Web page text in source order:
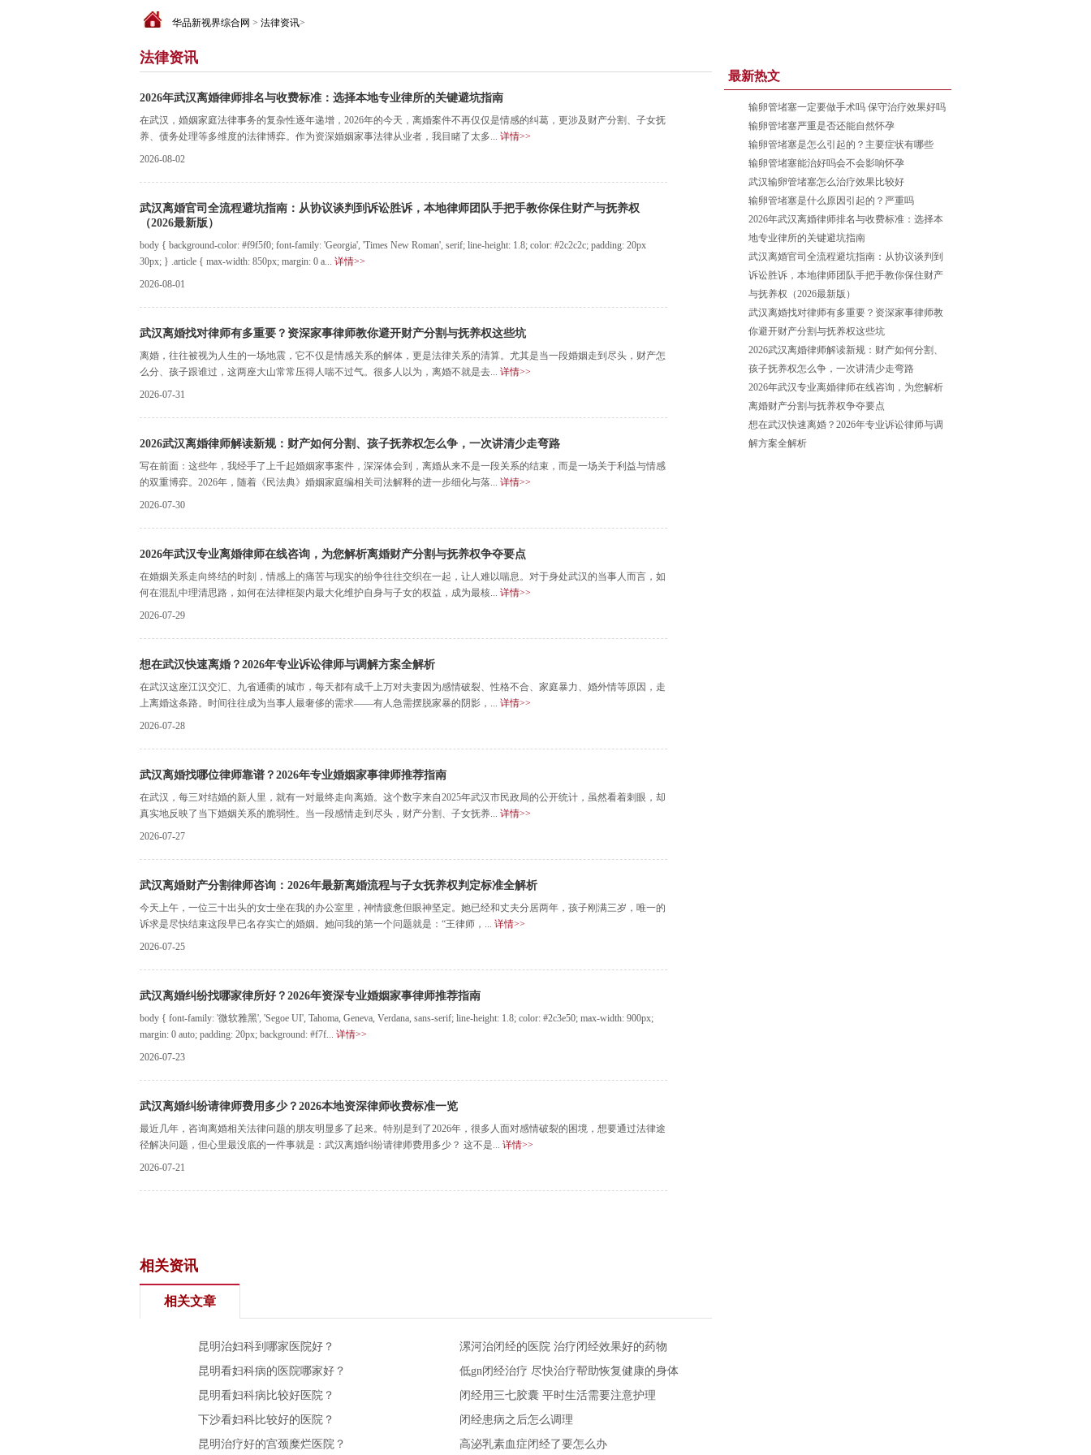
华品新视界综合网 > 法律资讯>
法律资讯
2026年武汉离婚律师排名与收费标准：选择本地专业律所的关键避坑指南
在武汉，婚姻家庭法律事务的复杂性逐年递增，2026年的今天，离婚案件不再仅仅是情感的纠葛，更涉及财产分割、子女抚
养、债务处理等多维度的法律博弈。作为资深婚姻家事法律从业者，我目睹了太多... 详情>>
2026-08-02
武汉离婚官司全流程避坑指南：从协议谈判到诉讼胜诉，本地律师团队手把手教你保住财产与抚养权
（2026最新版）
body { background-color: #f9f5f0; font-family: 'Georgia', 'Times New Roman', serif; line-height: 1.8; color: #2c2c2c; padding: 20px
30px; } .article { max-width: 850px; margin: 0 a... 详情>>
2026-08-01
武汉离婚找对律师有多重要？资深家事律师教你避开财产分割与抚养权这些坑
离婚，往往被视为人生的一场地震，它不仅是情感关系的解体，更是法律关系的清算。尤其是当一段婚姻走到尽头，财产怎
么分、孩子跟谁过，这两座大山常常压得人喘不过气。很多人以为，离婚不就是去... 详情>>
2026-07-31
2026武汉离婚律师解读新规：财产如何分割、孩子抚养权怎么争，一次讲清少走弯路
写在前面：这些年，我经手了上千起婚姻家事案件，深深体会到，离婚从来不是一段关系的结束，而是一场关于利益与情感
的双重博弈。2026年，随着《民法典》婚姻家庭编相关司法解释的进一步细化与落... 详情>>
2026-07-30
2026年武汉专业离婚律师在线咨询，为您解析离婚财产分割与抚养权争夺要点
在婚姻关系走向终结的时刻，情感上的痛苦与现实的纷争往往交织在一起，让人难以喘息。对于身处武汉的当事人而言，如
何在混乱中理清思路，如何在法律框架内最大化维护自身与子女的权益，成为最核... 详情>>
2026-07-29
想在武汉快速离婚？2026年专业诉讼律师与调解方案全解析
在武汉这座江汉交汇、九省通衢的城市，每天都有成千上万对夫妻因为感情破裂、性格不合、家庭暴力、婚外情等原因，走
上离婚这条路。时间往往成为当事人最奢侈的需求——有人急需摆脱家暴的阴影，... 详情>>
2026-07-28
武汉离婚找哪位律师靠谱？2026年专业婚姻家事律师推荐指南
在武汉，每三对结婚的新人里，就有一对最终走向离婚。这个数字来自2025年武汉市民政局的公开统计，虽然看着刺眼，却
真实地反映了当下婚姻关系的脆弱性。当一段感情走到尽头，财产分割、子女抚养... 详情>>
2026-07-27
武汉离婚财产分割律师咨询：2026年最新离婚流程与子女抚养权判定标准全解析
今天上午，一位三十出头的女士坐在我的办公室里，神情疲惫但眼神坚定。她已经和丈夫分居两年，孩子刚满三岁，唯一的
诉求是尽快结束这段早已名存实亡的婚姻。她问我的第一个问题就是：“王律师，... 详情>>
2026-07-25
武汉离婚纠纷找哪家律所好？2026年资深专业婚姻家事律师推荐指南
body { font-family: '微软雅黑', 'Segoe UI', Tahoma, Geneva, Verdana, sans-serif; line-height: 1.8; color: #2c3e50; max-width: 900px;
margin: 0 auto; padding: 20px; background: #f7f... 详情>>
2026-07-23
武汉离婚纠纷请律师费用多少？2026本地资深律师收费标准一览
最近几年，咨询离婚相关法律问题的朋友明显多了起来。特别是到了2026年，很多人面对感情破裂的困境，想要通过法律途
径解决问题，但心里最没底的一件事就是：武汉离婚纠纷请律师费用多少？ 这不是... 详情>>
2026-07-21
相关资讯
相关文章
昆明治妇科到哪家医院好？
漯河治闭经的医院 治疗闭经效果好的药物
昆明看妇科病的医院哪家好？
低gn闭经治疗 尽快治疗帮助恢复健康的身体
昆明看妇科病比较好医院？
闭经用三七胶囊 平时生活需要注意护理
下沙看妇科比较好的医院？
闭经患病之后怎么调理
昆明治疗好的宫颈糜烂医院？
高泌乳素血症闭经了要怎么办
最新热文
输卵管堵塞一定要做手术吗 保守治疗效果好吗
输卵管堵塞严重是否还能自然怀孕
输卵管堵塞是怎么引起的？主要症状有哪些
输卵管堵塞能治好吗会不会影响怀孕
武汉输卵管堵塞怎么治疗效果比较好
输卵管堵塞是什么原因引起的？严重吗
2026年武汉离婚律师排名与收费标准：选择本
地专业律所的关键避坑指南
武汉离婚官司全流程避坑指南：从协议谈判到
诉讼胜诉，本地律师团队手把手教你保住财产
与抚养权（2026最新版）
武汉离婚找对律师有多重要？资深家事律师教
你避开财产分割与抚养权这些坑
2026武汉离婚律师解读新规：财产如何分割、
孩子抚养权怎么争，一次讲清少走弯路
2026年武汉专业离婚律师在线咨询，为您解析
离婚财产分割与抚养权争夺要点
想在武汉快速离婚？2026年专业诉讼律师与调
解方案全解析